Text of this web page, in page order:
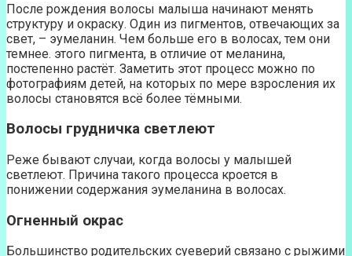
После рождения волосы малыша начинают менять
структуру и окраску. Один из пигментов, отвечающих за
свет, – эумеланин. Чем больше его в волосах, тем они
темнее. этого пигмента, в отличие от меланина,
постепенно растёт. Заметить этот процесс можно по
фотографиям детей, на которых по мере взросления их
волосы становятся всё более тёмными.
Волосы грудничка светлеют
Реже бывают случаи, когда волосы у малышей
светлеют. Причина такого процесса кроется в
понижении содержания эумеланина в волосах.
Огненный окрас
Большинство родительских суеверий связано с рыжими